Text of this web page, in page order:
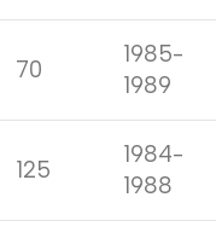
70
1985-
1989
125
1984-
1988